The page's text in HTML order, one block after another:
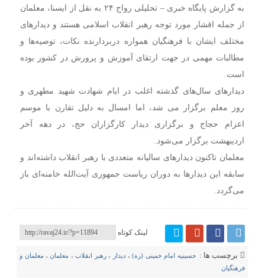
به گزارش پایگاه خبری – تحلیلی رواج ۲۴ به نقل از ایسنا، معلمان
از جمله اقشار مورد توجه رهبر انقلاب اسلامی هستند و دیدارهای
مختلف ایشان با فرهنگیان همواره دربردارنده نکات، توصیه‌ها و
مطالبات مهمی در جهت ارتقای آموزش و پرورش در کشور بوده
است.
دیدارهای سال‌های گذشته اغلب در ایام شهادت شهید مطهری و
روز معلم برگزار می شد، اما امسال به دلیل تقارن با موسم
اعزام حجاج و برگزاری دیدار کارگزاران حج، در دهه آخر
اردیبهشت برگزار می‌شود.
معلمان تاکنون دیدارهای سالیانه متعددی با رهبر انقلاب داشته‌اند و
سابقه این دیدارها به دوران ریاست جمهوری آیت‌الله خامنه‌ای باز
می‌گردد.
لینک کوتاه
برچسب ها : حسینیه امام خمینی (ره)،دیدار ،رهبر انقلاب، معلمان، معلمان و
فرهنگیان